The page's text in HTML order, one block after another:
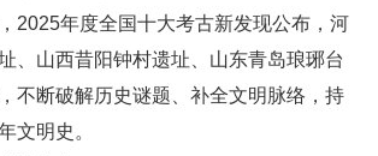
2025年度全国十大考古新发现公布，河
、山西昔阳钟村遗址、山东青岛琅琊台
不断破解历史谜题、补全文明脉络，持
文明史。